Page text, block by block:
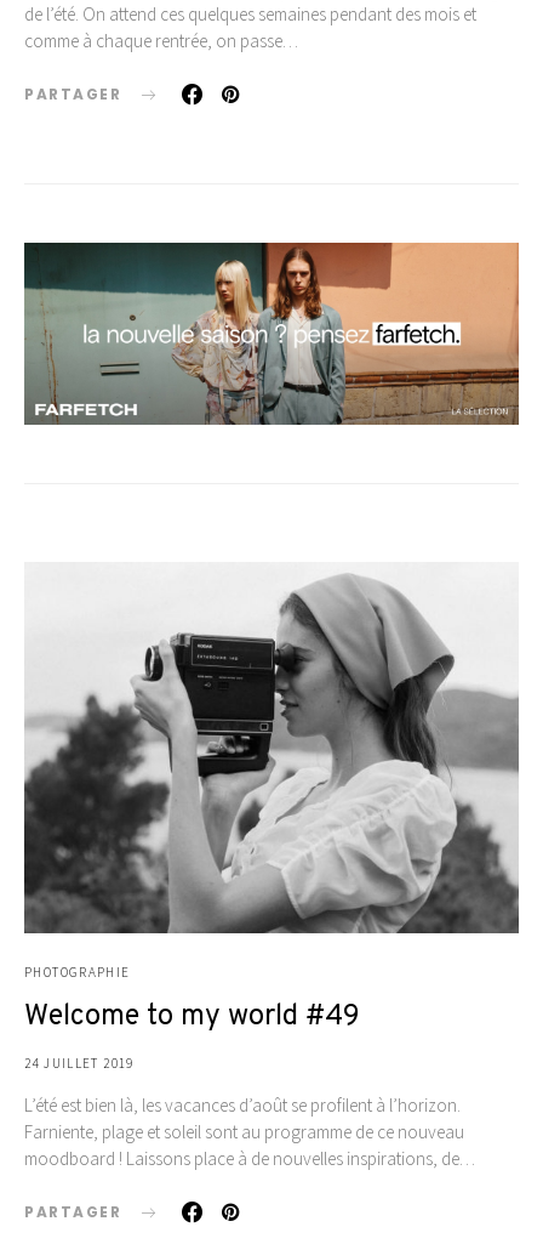
de l’été. On attend ces quelques semaines pendant des mois et
comme à chaque rentrée, on passe…
PARTAGER
PHOTOGRAPHIE
Welcome to my world #49
24 JUILLET 2019
L’été est bien là, les vacances d’août se profilent à l’horizon.
Farniente, plage et soleil sont au programme de ce nouveau
moodboard ! Laissons place à de nouvelles inspirations, de…
PARTAGER